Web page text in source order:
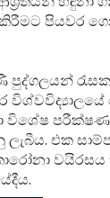
පියවර
පුද්ගලයන්
විශේෂ
එක